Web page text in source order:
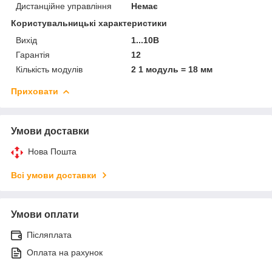
Дистанційне управління
Немає
Користувальницькі характеристики
Вихід
1...10В
Гарантія
12
Кількість модулів
2 1 модуль = 18 мм
Приховати
Умови доставки
Нова Пошта
Всі умови доставки
Умови оплати
Післяплата
Оплата на рахунок